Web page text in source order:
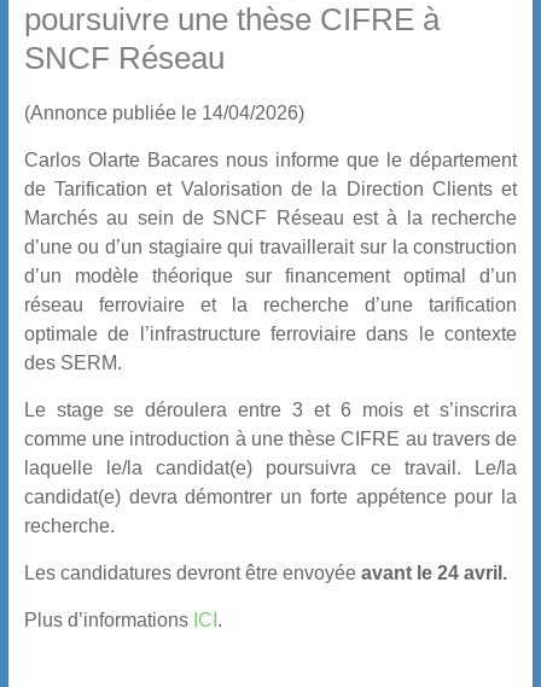
poursuivre une thèse CIFRE à
SNCF Réseau
(Annonce publiée le 14/04/2026)
Carlos Olarte Bacares nous informe que le département
de Tarification et Valorisation de la Direction Clients et
Marchés au sein de SNCF Réseau est à la recherche
d’une ou d’un stagiaire qui travaillerait sur la construction
d’un modèle théorique sur financement optimal d’un
réseau ferroviaire et la recherche d’une tarification
optimale de l’infrastructure ferroviaire dans le contexte
des SERM.
Le stage se déroulera entre 3 et 6 mois et s’inscrira
comme une introduction à une thèse CIFRE au travers de
laquelle le/la candidat(e) poursuivra ce travail. Le/la
candidat(e) devra démontrer un forte appétence pour la
recherche.
Les candidatures devront être envoyée avant le 24 avril.
Plus d’informations ICI .